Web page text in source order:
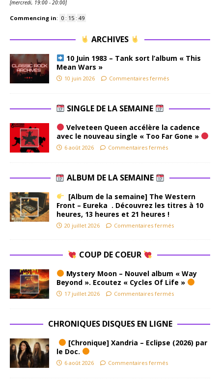
[mercredi, 19:00 - 20:00]
Commencing in: 0 : 15 : 48
ARCHIVES
10 Juin 1983 – Tank sort l’album « This
Mean Wars »
10 juin 2026 Commentaires fermés
SINGLE DE LA SEMAINE
Velveteen Queen accélère la cadence
avec le nouveau single « Too Far Gone »
6 août 2026 Commentaires fermés
ALBUM DE LA SEMAINE
[Album de la semaine] The Western
Front – Eureka . Découvrez les titres à 10
heures, 13 heures et 21 heures !
20 juillet 2026 Commentaires fermés
COUP DE COEUR
Mystery Moon – Nouvel album « Way
Beyond ». Ecoutez « Cycles Of Life »
17 juillet 2026 Commentaires fermés
CHRONIQUES DISQUES EN LIGNE
[Chronique] Xandria – Eclipse (2026) par
le Doc.
6 août 2026 Commentaires fermés